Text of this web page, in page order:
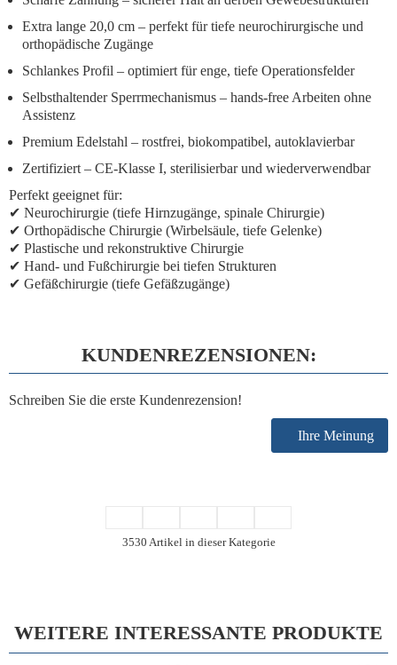
Extra lange 20,0 cm – perfekt für tiefe neurochirurgische und
orthopädische Zugänge
Schlankes Profil – optimiert für enge, tiefe Operationsfelder
Selbsthaltender Sperrmechanismus – hands-free Arbeiten ohne
Assistenz
Premium Edelstahl – rostfrei, biokompatibel, autoklavierbar
Zertifiziert – CE-Klasse I, sterilisierbar und wiederverwendbar
Perfekt geeignet für:
✔ Neurochirurgie (tiefe Hirnzugänge, spinale Chirurgie)
✔ Orthopädische Chirurgie (Wirbelsäule, tiefe Gelenke)
✔ Plastische und rekonstruktive Chirurgie
✔ Hand- und Fußchirurgie bei tiefen Strukturen
✔ Gefäßchirurgie (tiefe Gefäßzugänge)
KUNDENREZENSIONEN:
Schreiben Sie die erste Kundenrezension!
Ihre Meinung
3530 Artikel in dieser Kategorie
WEITERE INTERESSANTE PRODUKTE